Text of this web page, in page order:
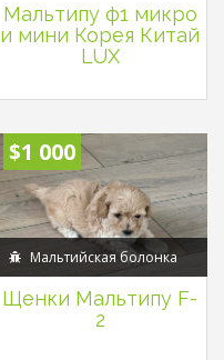
Мальтипу ф1 микро
и мини Корея Китай
LUX
$1 000
Мальтийская болонка
Щенки Мальтипу F-
2